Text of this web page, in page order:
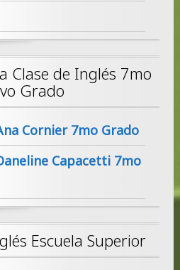
Clase de Inglés 7mo
Grado
Cornier 7mo Grado
Capacetti 7mo
Escuela Superior